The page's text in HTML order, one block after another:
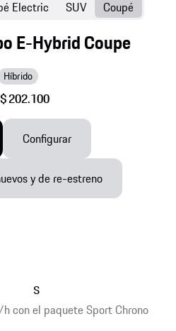
E-Hybrid Coupe
Híbrido
202.100
Electric SUV Coupé
Configurar
y de re-estreno
con el paquete Sport Chrono
s